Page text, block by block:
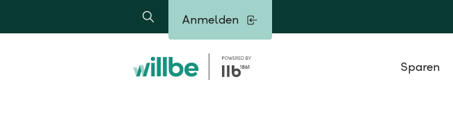
Suche Anmelden
Sparen